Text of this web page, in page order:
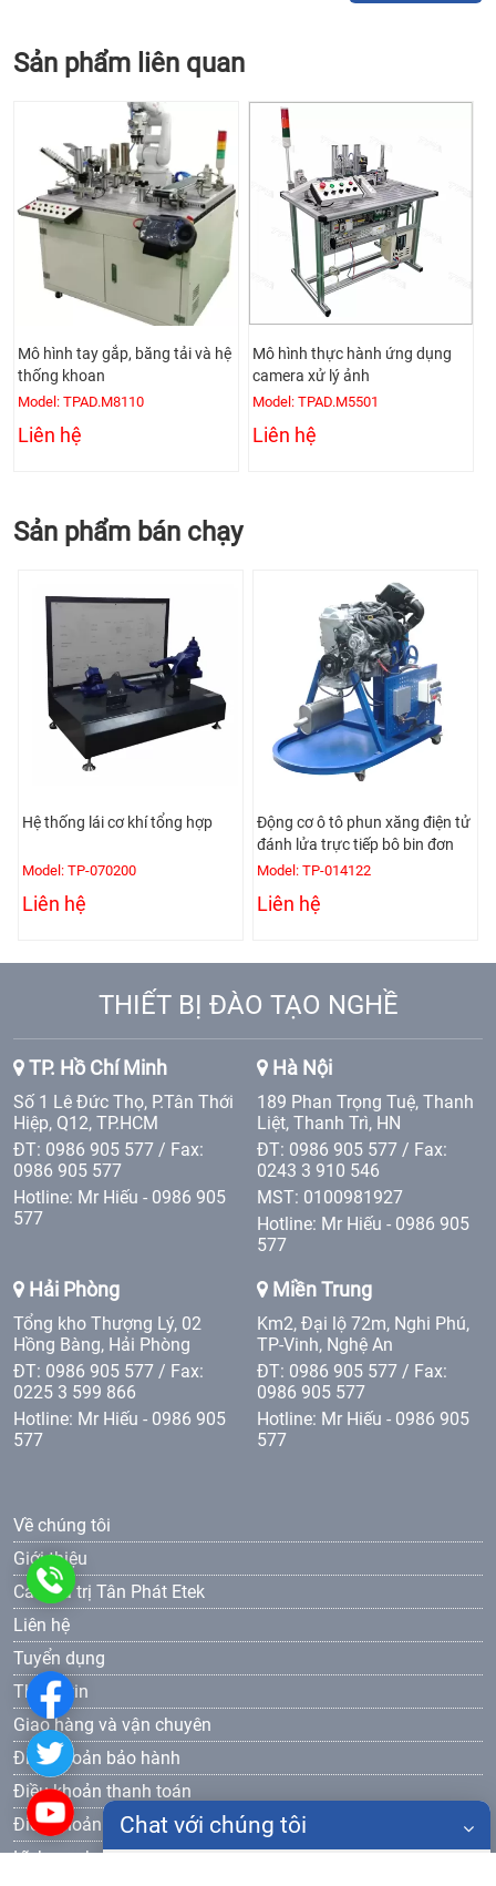
Sản phẩm liên quan
Mô hình thực hành ứng dụng
camera xử lý ảnh
Model: TPAD.M5501
Liên hệ
Mô hình thiết bị chiết rót, đóng
chai
Model: TPAD.M0201
Liên hệ
Sản phẩm bán chạy
Động cơ ô tô phun xăng điện tử
Model: TP-014122
Liên hệ
Mô hình động cơ Diesel 4
xylanh phun dầu điện tử
Model: TPE-021145
Liên hệ
THIẾT BỊ ĐÀO TẠO NGHỀ
TP. Hồ Chí Minh
Số 1 Lê Đức Thọ, P.Tân Thới
Hiệp, Q12, TP.HCM
ĐT: 0986 905 577 / Fax:
0986 905 577
Hotline: Mr Hiếu - 0986 905
577
Hà Nội
189 Phan Trọng Tuệ, Thanh
Liệt, Thanh Trì, HN
ĐT: 0986 905 577 / Fax:
0243 3 910 546
MST: 0100981927
Hotline: Mr Hiếu - 0986 905
577
Hải Phòng
Tổng kho Thượng Lý, 02
Hồng Bàng, Hải Phòng
ĐT: 0986 905 577 / Fax:
0225 3 599 866
Hotline: Mr Hiếu - 0986 905
577
Miền Trung
Km2, Đại lộ 72m, Nghi Phú,
TP-Vinh, Nghệ An
ĐT: 0986 905 577 / Fax:
0986 905 577
Hotline: Mr Hiếu - 0986 905
577
Về chúng tôi
Giới thiệu
Các giá trị Tân Phát Etek
Liên hệ
Tuyển dụng
Thông tin
Giao hàng và vận chuyên
Điều khoản bảo hành
Điều khoản thanh toán
Điều khoản bảo mật
Lĩnh vực hoạt động
0986
577
Chat với chúng tôi